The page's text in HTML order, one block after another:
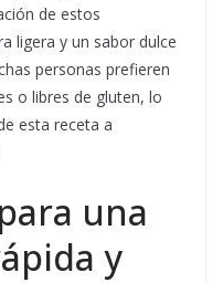
de estos
ligera y un sabor dulce
personas prefieren
o libres de gluten, lo
esta receta a
una
y